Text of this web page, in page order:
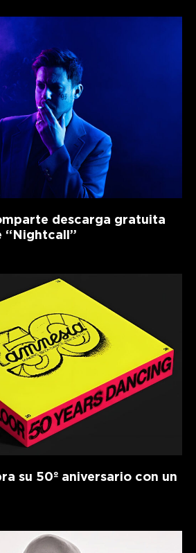
descarga gratuita
“Nightcall”
su 50º aniversario con un